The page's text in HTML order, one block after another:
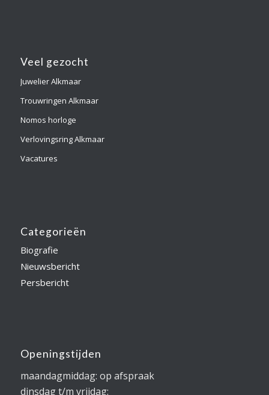
Veel gezocht
Juwelier Alkmaar
Trouwringen Alkmaar
Nomos horloge
Verlovingsring Alkmaar
Vacatures
Categorieën
Biografie
Nieuwsbericht
Persbericht
Openingstijden
maandagmiddag: op afspraak
dinsdag t/m vrijdag: